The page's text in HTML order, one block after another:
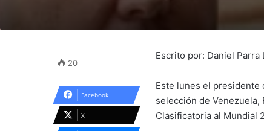
Escrito por: Daniel
Este lunes el presidente
selección de Venezuela,
Clasificatoria al Mundial
20
Facebook
X